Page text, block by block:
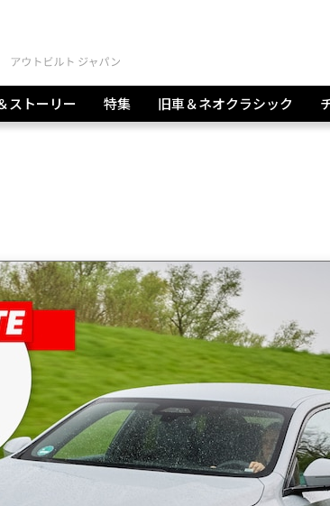
ストーリー 特集 旧車＆ネオクラシック